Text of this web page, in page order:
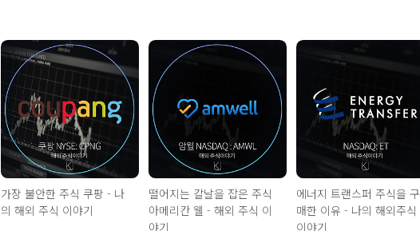
가장 불안한 주식 쿠팡 - 나
의 해외 주식 이야기
떨어지는 칼날을 잡은 주식
아메리칸 웰 - 해외 주식 이
야기
에너지 트랜스퍼 주식을 구
매한 이유 - 나의 해외주식
이야기